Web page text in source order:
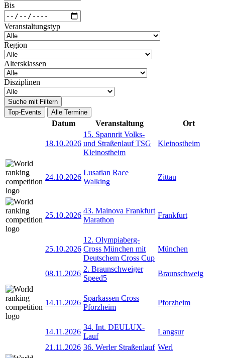
Bis
Veranstaltungstyp
Region
Altersklassen
Disziplinen
Suche mit Filtern
Top-Events
Alle Termine
Datum Veranstaltung Ort
18.10.2026
15. Spannrit Volks-
und Straßenlauf TSG
Kleinostheim
Kleinostheim
24.10.2026
Lusatian Race
Walking
Zittau
25.10.2026
43. Mainova Frankfurt
Marathon
Frankfurt
25.10.2026
12. Olympiaberg-
Cross München mit
Deutschem Cross Cup
München
08.11.2026
2. Braunschweiger
Speed5
Braunschweig
14.11.2026
Sparkassen Cross
Pforzheim
Pforzheim
14.11.2026
34. Int. DEULUX-
Lauf
Langsur
21.11.2026 36. Werler Straßenlauf Werl